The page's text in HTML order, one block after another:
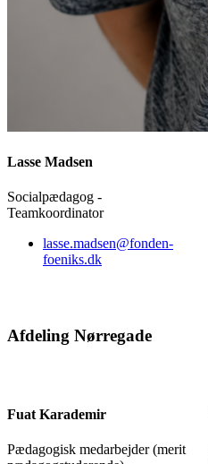
Lasse Madsen
Socialpædagog -
Teamkoordinator
lasse.madsen@fonden-
foeniks.dk
Afdeling Nørregade
Fuat Karademir
Pædagogisk medarbejder (merit